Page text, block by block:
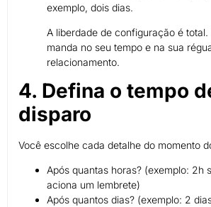
exemplo, dois dias.
A liberdade de configuração é total.
manda no seu tempo e na sua
relacionamento.
4. Defina o tempo
disparo
Você escolhe cada detalhe do momento
Após quantas horas? (exemplo: 2h
aciona um lembrete)
Após quantos dias? (exemplo: 2